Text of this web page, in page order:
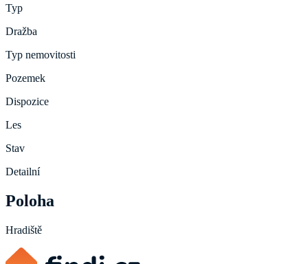
Typ
Dražba
Typ nemovitosti
Pozemek
Dispozice
Les
Stav
Detailní
Poloha
Hradiště